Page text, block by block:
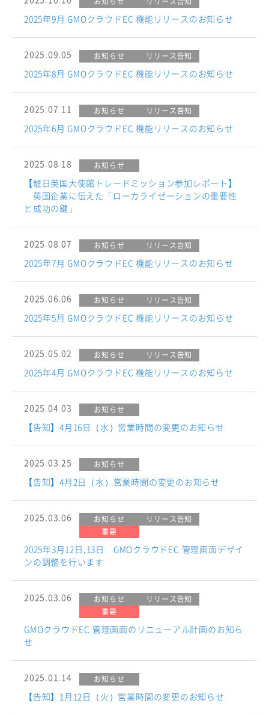
2025年9月 GMOクラウドEC 機能リリースのお知らせ
2025.09.05 お知らせ リリース告知
2025年8月 GMOクラウドEC 機能リリースのお知らせ
2025.07.11 お知らせ リリース告知
2025年6月 GMOクラウドEC 機能リリースのお知らせ
2025.08.18 お知らせ
【駐日英国大使館トレードミッション参加レポート】
英国企業に伝えた「ローカライゼーションの重要性
と成功の鍵」
2025.08.07 お知らせ リリース告知
2025年7月 GMOクラウドEC 機能リリースのお知らせ
2025.06.06 お知らせ リリース告知
2025年5月 GMOクラウドEC 機能リリースのお知らせ
2025.05.02 お知らせ リリース告知
2025年4月 GMOクラウドEC 機能リリースのお知らせ
2025.04.03 お知らせ
【告知】4月16日（水）営業時間の変更のお知らせ
2025.03.25 お知らせ
【告知】4月2日（水）営業時間の変更のお知らせ
2025.03.06 お知らせ
リリース告知
重要
2025年3月12日,13日 GMOクラウドEC 管理画面デザイ
ンの調整を行います
2025.03.06 お知らせ
リリース告知
重要
GMOクラウドEC 管理画面のリニューアル計画のお知ら
せ
2025.01.14 お知らせ
【告知】1月12日（火）営業時間の変更のお知らせ